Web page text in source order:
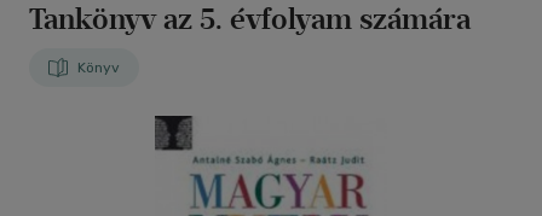
Tankönyv az 5. évfolyam számára
Könyv